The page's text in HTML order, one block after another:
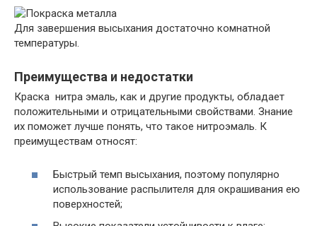
Для завершения высыхания достаточно комнатной
температуры.
Преимущества и недостатки
Краска нитра эмаль, как и другие продукты, обладает
положительными и отрицательными свойствами. Знание
их поможет лучше понять, что такое нитроэмаль. К
преимуществам относят:
Быстрый темп высыхания, поэтому популярно
использование распылителя для окрашивания ею
поверхностей;